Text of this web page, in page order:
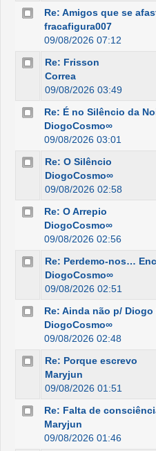
Re: Amigos que se
fracafigura007
09/08/2026 07:12
Re: Frisson
Correa
09/08/2026 03:49
Re: É no Silêncio da
DiogoCosmo∞
09/08/2026 03:01
Re: O Silêncio
DiogoCosmo∞
09/08/2026 02:58
Re: O Arrepio
DiogoCosmo∞
09/08/2026 02:56
Re: Perdemo-nos…
DiogoCosmo∞
09/08/2026 02:51
Re: Ainda não p/
DiogoCosmo∞
09/08/2026 02:48
Re: Porque escrevo
Maryjun
09/08/2026 01:51
Re: Falta de
Maryjun
09/08/2026 01:46